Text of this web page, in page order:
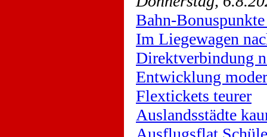
Bahn-
Im Liegewagen
Direktverbindung
Entwicklung
Flextickets teurer
Auslandsstädte